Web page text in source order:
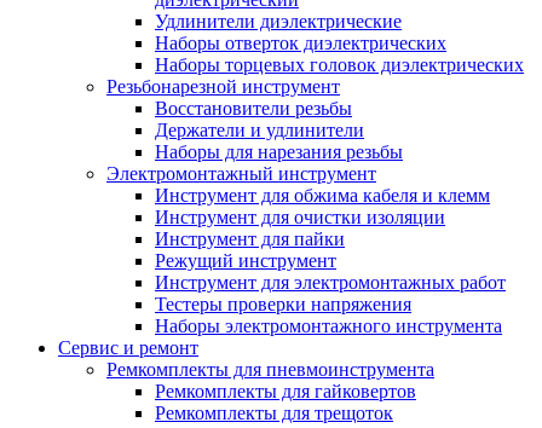
Удлинители диэлектрические
Наборы отверток диэлектрических
Наборы торцевых головок диэлектрических
Резьбонарезной инструмент
Восстановители резьбы
Держатели и удлинители
Наборы для нарезания резьбы
Электромонтажный инструмент
Инструмент для обжима кабеля и клемм
Инструмент для очистки изоляции
Инструмент для пайки
Режущий инструмент
Инструмент для электромонтажных работ
Тестеры проверки напряжения
Наборы электромонтажного инструмента
Сервис и ремонт
Ремкомплекты для пневмоинструмента
Ремкомплекты для гайковертов
Ремкомплекты для трещоток